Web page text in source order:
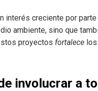
interés creciente por
ambiente, sino que
proyectos fortalece
involucrar a